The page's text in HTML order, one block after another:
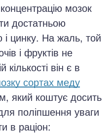
мозок
достатньою
і цинку. На жаль, той
і фруктів не
він є в
сортах меду
який коштує досить
поліпшення уваги
в раціон: